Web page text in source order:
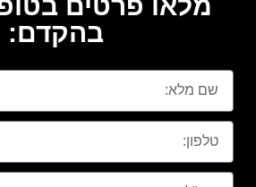
בהקדם: